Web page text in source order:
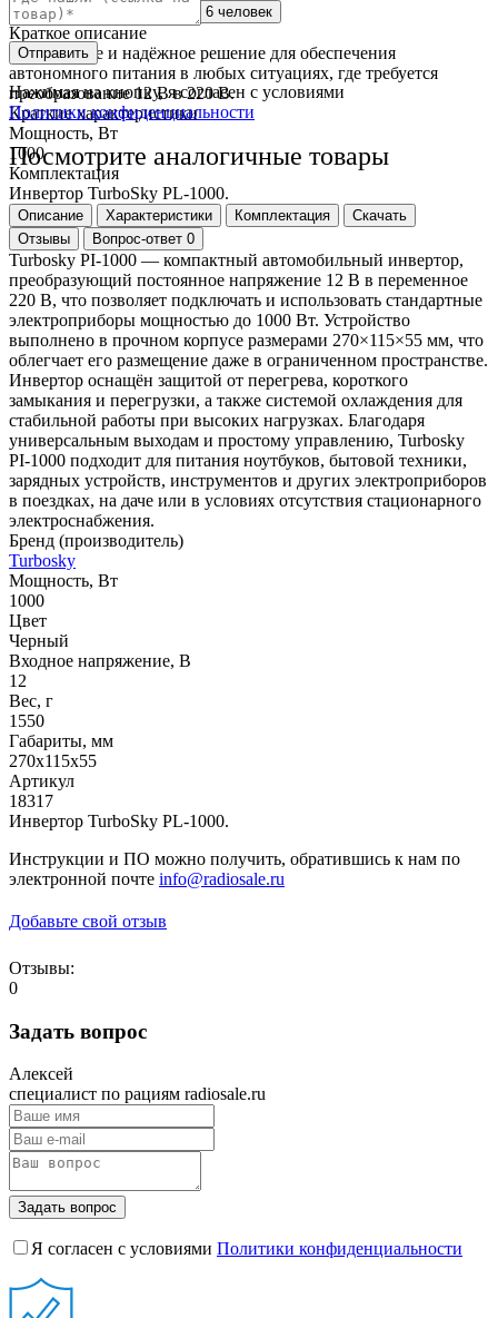
Отправить
Нажимая на кнопку, я согласен с условиями
Политики конфиденциальности
Посмотрите аналогичные товары
Сейчас этот товар смотрят 6 человек
Краткое описание
Это удобное и надёжное решение для обеспечения
автономного питания в любых ситуациях, где требуется
преобразование 12 В в 220 В.
Краткие характеристики
Мощность, Вт
1000
Комплектация
Инвертор TurboSky PL-1000.
Описание Характеристики Комплектация
Скачать
Отзывы
Вопрос-ответ 0
Turbosky PI-1000 — компактный автомобильный инвертор,
преобразующий постоянное напряжение 12 В в переменное
220 В, что позволяет подключать и использовать стандартные
электроприборы мощностью до 1000 Вт. Устройство
выполнено в прочном корпусе размерами 270×115×55 мм, что
облегчает его размещение даже в ограниченном пространстве.
Инвертор оснащён защитой от перегрева, короткого
замыкания и перегрузки, а также системой охлаждения для
стабильной работы при высоких нагрузках. Благодаря
универсальным выходам и простому управлению, Turbosky
PI-1000 подходит для питания ноутбуков, бытовой техники,
зарядных устройств, инструментов и других электроприборов
в поездках, на даче или в условиях отсутствия стационарного
электроснабжения.
Бренд (производитель)
Turbosky
Мощность, Вт
1000
Цвет
Черный
Входное напряжение, В
12
Вес, г
1550
Габариты, мм
270х115х55
Артикул
18317
Инвертор TurboSky PL-1000.
Инструкции и ПО можно получить, обратившись к нам по
электронной почте info@radiosale.ru
Добавьте свой отзыв
Отзывы:
0
Задать вопрос
Алексей
специалист по рациям radiosale.ru
Задать вопрос
Я согласен с условиями Политики конфиденциальности